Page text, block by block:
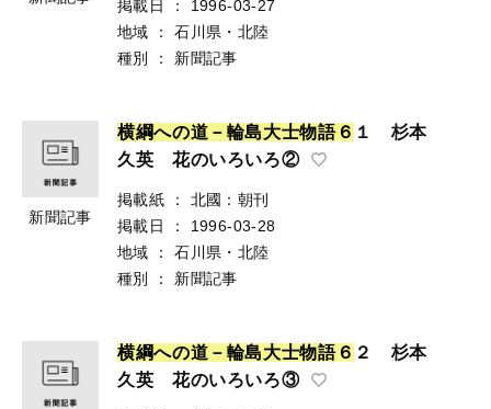
掲載日
：
1996-03-27
地域
：
石川県・北陸
種別
： 新聞記事
新聞記事
横綱への道 － 輪島大士物語６ １ 杉本
久英 花のいろいろ②
掲載紙 ：
北國：朝刊
掲載日
：
1996-03-28
地域
：
石川県・北陸
種別
： 新聞記事
横綱への道 － 輪島大士物語６ ２ 杉本
久英 花のいろいろ③